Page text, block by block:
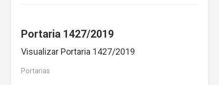
Portaria 1427/2019
Visualizar Portaria 1427/2019
Portarias